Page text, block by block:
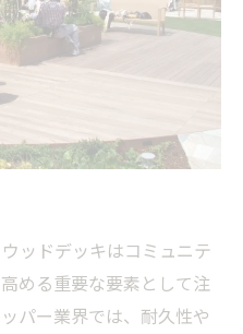
ッドデッキはコミュニテ
める重要な要素として注
パー業界では、耐久性や